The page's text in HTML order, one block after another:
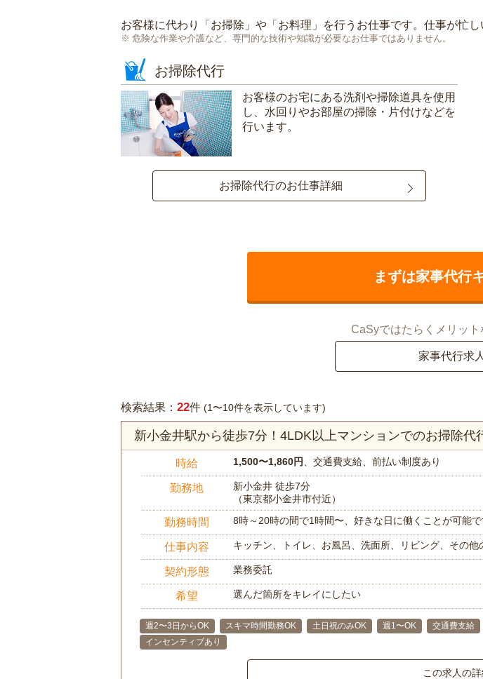
お客様に代わり「 お掃除 」や「 お料理 」を行うお仕事です。仕事が忙
危険な作業や介護など、専門的な技術や知識が必要なお仕事ではありません。
お掃除代行
お客様のお宅にある洗剤や掃除道具を使用
し、水回りやお部屋の掃除・片付けなどを
行います。
お掃除代行のお仕事詳細
まずは家事代行
CaSyではたらくメリッ
家事代行求
検索結果： 22件 (1〜10件を表示しています)
新小金井駅から徒歩7分！4LDK以上マンションでのお掃除代
時給 1,500〜1,860円 、交通費支給、前払い制度あり
勤務地
新小金井 徒歩7分
（東京都小金井市付近）
勤務時間 8時～20時の間で1時間〜、好きな日に働くことが可能
仕事内容 キッチン、トイレ、お風呂、洗面所、リビング、その他
契約形態 業務委託
希望 選んだ箇所をキレイにしたい
週2〜3日からOK スキマ時間勤務OK 土日祝のみOK 週1〜OK 交通費支給
インセンティブあり
この求人の